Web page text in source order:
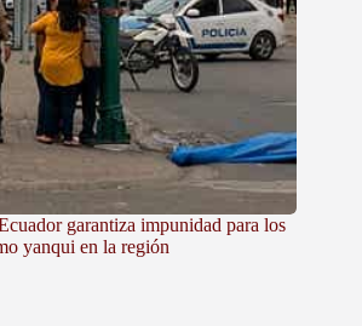
garantiza impunidad para los
yanqui en la región